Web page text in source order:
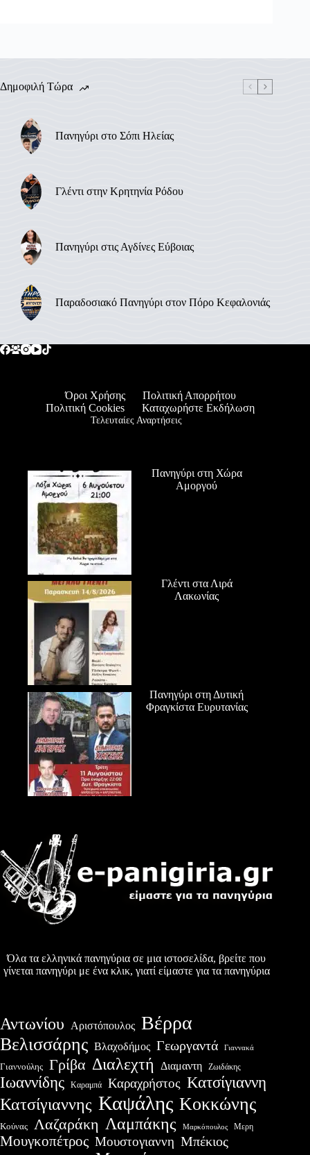
Δημοφιλή Τώρα
Πανηγύρι στο Σόπι Ηλείας
Γλέντι στην Κρητηνία Ρόδου
Πανηγύρι στις Αγδίνες Εύβοιας
Παραδοσιακό Πανηγύρι στον Πόρο Κεφαλονιάς
Όροι Χρήσης
Πολιτική Απορρήτου
Πολιτική Cookies
Καταχωρήστε Εκδήλωση
Τελευταίες Αναρτήσεις
Πανηγύρι στη Χώρα
Αμοργού
Γλέντι στα Λιρά
Λακωνίας
Πανηγύρι στη Δυτική
Φραγκίστα Ευρυτανίας
Όλα τα ελληνικά πανηγύρια σε μια ιστοσελίδα, βρείτε που
γίνεται πανηγύρι με ένα κλικ, γιατί είμαστε για τα πανηγύρια
Αντωνίου Αριστόπουλος Βέρρα
Βελισσάρης Βλαχοδήμος Γεωργαντά Γιαννακά
Γιαννούλης Γρίβα Διαλεχτή Διαμαντη Ζωιδάκης
Ιωαννίδης Καραμπά Καραχρήστος Κατσίγιαννη
Κατσίγιαννης Καψάλης Κοκκώνης
Κούνας Λαζαράκη Λαμπάκης Μαρκόπουλος Μερη
Μουγκοπέτρος Μουστογιαννη Μπέκιος